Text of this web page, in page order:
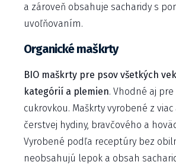
a zároveň obsahuje sacharidy s
uvoľňovaním.
Organické maškrty
BIO maškrty pre psov všetkých
kategórií a plemien. Vhodné aj pre
cukrovkou. Maškrty vyrobené z viac
čerstvej hydiny, bravčového a
Vyrobené podľa receptúry bez
neobsahujú lepok a obsah